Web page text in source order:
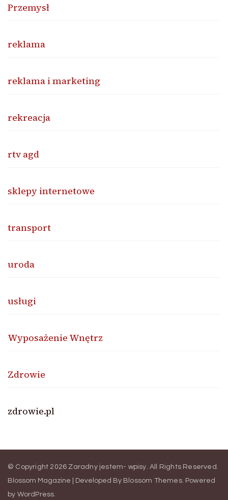
Przemysł
reklama
reklama i marketing
rekreacja
rtv agd
sklepy internetowe
transport
uroda
usługi
Wyposażenie Wnętrz
Zdrowie
zdrowie.pl
© Copyright 2026 Zaradny jestem- wpisy . All Rights Reserved.
Blossom Magazine | Developed By Blossom Themes. Powered
by WordPress